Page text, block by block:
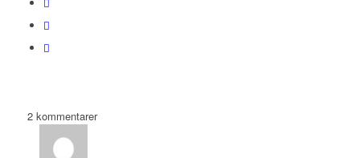
2 kommentarer